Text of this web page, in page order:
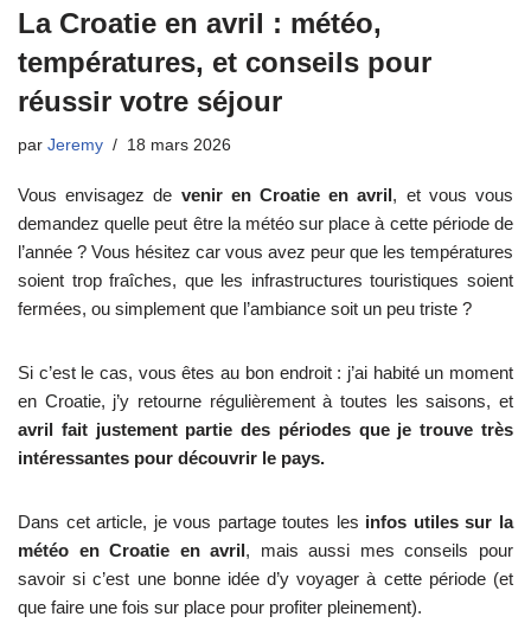
La Croatie en avril : météo,
températures, et conseils pour
réussir votre séjour
par Jeremy 18 mars 2026
Vous envisagez de venir en Croatie en avril, et vous vous
demandez quelle peut être la météo sur place à cette période de
l’année ? Vous hésitez car vous avez peur que les températures
soient trop fraîches, que les infrastructures touristiques soient
fermées, ou simplement que l’ambiance soit un peu triste ?
Si c’est le cas, vous êtes au bon endroit : j’ai habité un moment
en Croatie, j’y retourne régulièrement à toutes les saisons, et
avril fait justement partie des périodes que je trouve très
intéressantes pour découvrir le pays.
Dans cet article, je vous partage toutes les infos utiles sur la
météo en Croatie en avril, mais aussi mes conseils pour
savoir si c’est une bonne idée d’y voyager à cette période (et
que faire une fois sur place pour profiter pleinement).